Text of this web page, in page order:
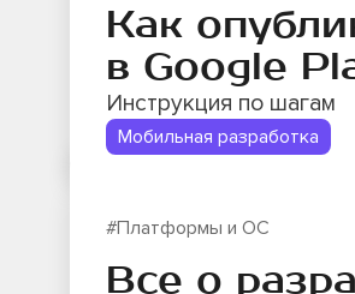
Как
в Google
Инструкция по шагам
Мобильная разработка
#Платформы и ОС
Все о